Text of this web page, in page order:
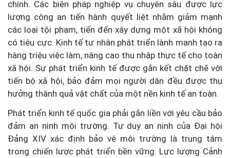
chính. Các biện pháp nghiệp vụ chuyên sâu được lực
lượng công an tiến hành quyết liệt nhằm giảm mạnh
các loại tội phạm, tiến đến xây dựng một xã hội không
có tiêu cực. Kinh tế tư nhân phát triển lành mạnh tạo ra
hàng triệu việc làm, nâng cao thu nhập thực tế cho toàn
xã hội. Sự phát triển kinh tế được gắn kết chặt chẽ với
tiến bộ xã hội, bảo đảm mọi người dân đều được thụ
hưởng thành quả vật chất của một nền kinh tế an toàn.
Phát triển kinh tế quốc gia phải gắn liền với yêu cầu bảo
đảm an ninh môi trường. Tư duy an ninh của Đại hội
Đảng XIV xác định bảo vệ môi trường là trung tâm
trong chiến lược phát triển bền vững. Lực lượng Cảnh